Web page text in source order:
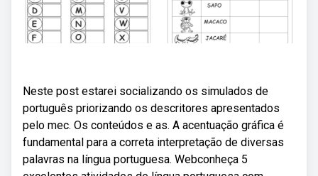
Neste post estarei socializando os simulados de
português priorizando os descritores apresentados
pelo mec. Os conteúdos e as. A acentuação gráfica é
fundamental para a correta interpretação de diversas
palavras na língua portuguesa. Webconheça 5